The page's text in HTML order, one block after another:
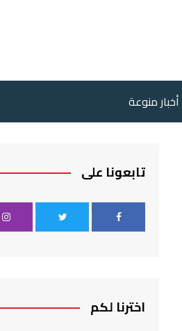
أخبار منوعة
تابعونا على
اخترنا لكم